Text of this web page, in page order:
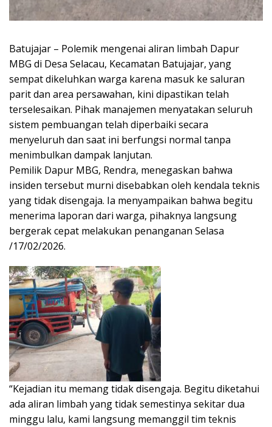
Batujajar – Polemik mengenai aliran limbah Dapur
MBG di Desa Selacau, Kecamatan Batujajar, yang
sempat dikeluhkan warga karena masuk ke saluran
parit dan area persawahan, kini dipastikan telah
terselesaikan. Pihak manajemen menyatakan seluruh
sistem pembuangan telah diperbaiki secara
menyeluruh dan saat ini berfungsi normal tanpa
menimbulkan dampak lanjutan.
Pemilik Dapur MBG, Rendra, menegaskan bahwa
insiden tersebut murni disebabkan oleh kendala teknis
yang tidak disengaja. Ia menyampaikan bahwa begitu
menerima laporan dari warga, pihaknya langsung
bergerak cepat melakukan penanganan Selasa
/17/02/2026.
“Kejadian itu memang tidak disengaja. Begitu diketahui
ada aliran limbah yang tidak semestinya sekitar dua
minggu lalu, kami langsung memanggil tim teknis